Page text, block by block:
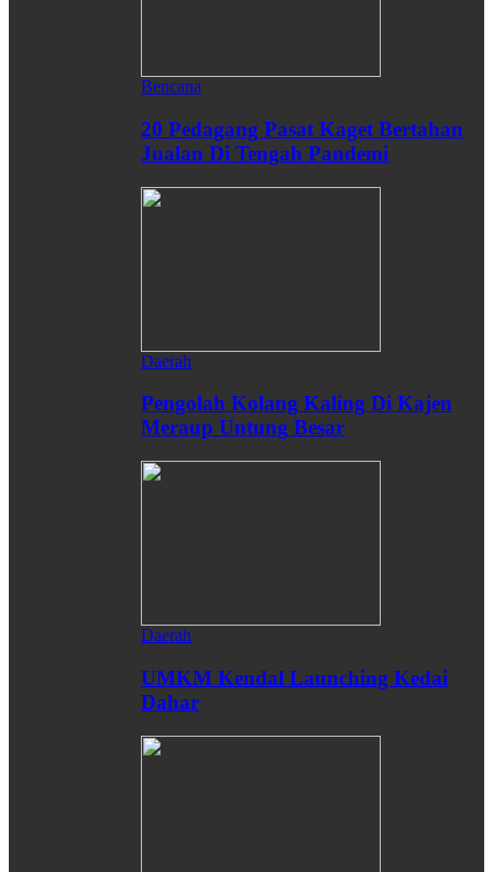
Bencana
20 Pedagang Pasat Kaget Bertahan
Jualan Di Tengah Pandemi
Daerah
Pengolah Kolang Kaling Di Kajen
Meraup Untung Besar
Daerah
UMKM Kendal Launching Kedai
Dahar